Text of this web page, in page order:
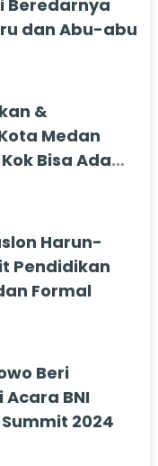
Beredarnya
dan Abu-abu
&
Medan
Bisa Ada
Sumut
Harun-
Pendidikan
Formal
Beri
BNI
2024